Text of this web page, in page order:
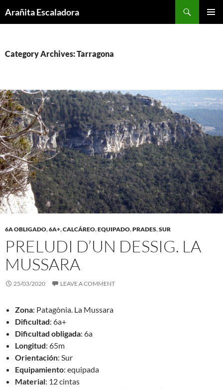
toArañita Escaladora
Category Archives: Tarragona
6A OBLIGADO,6A+,CALCÁREO,EQUIPADO,PRADES,SUR
PRELUDI D’UN DESSIG. LA
MUSSARA
25/03/2020 LEAVE A COMMENT
Zona: Patagònia. La Mussara
Dificultad: 6a+
Dificultad obligada: 6a
Longitud: 65m
Orientación: Sur
Equipamiento: equipada
Material: 12 cintas